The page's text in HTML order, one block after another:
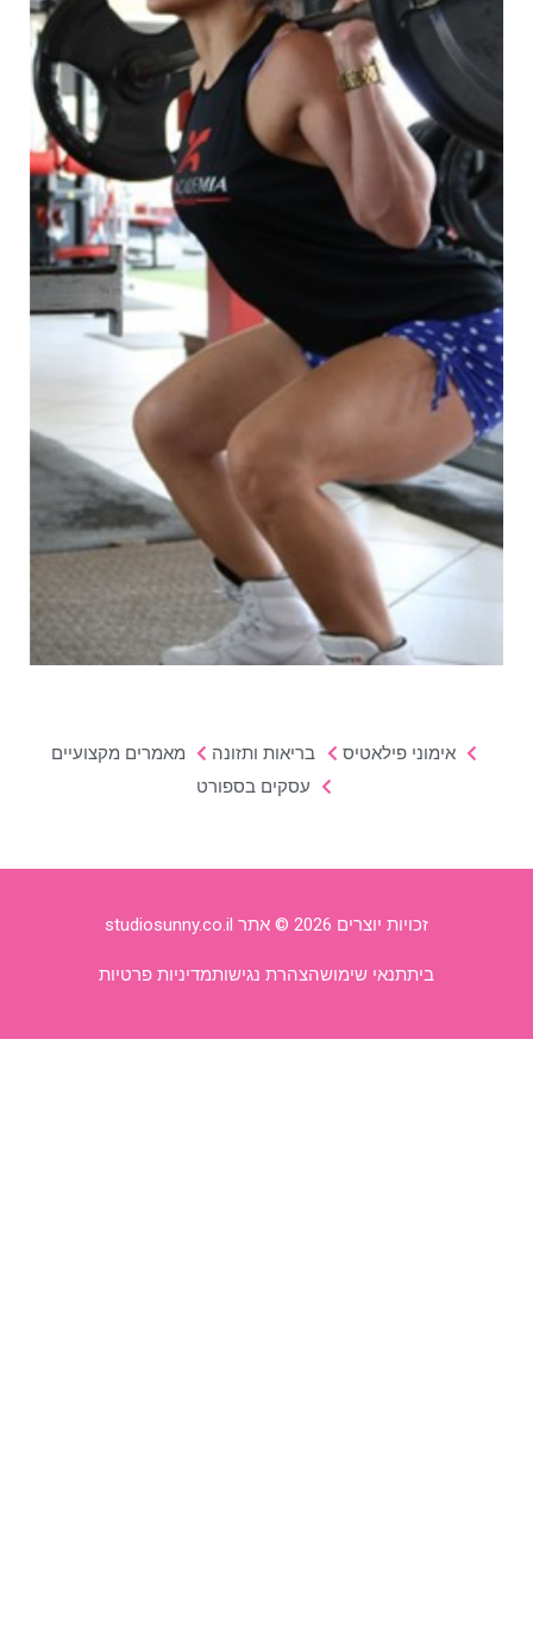
אימוני פילאטיס בריאות ותזונה
מאמרים מקצועיים
עסקים בספורט
זכויות יוצרים 2026 © אתר studiosunny.co.il
תנאי שימושהצהרת נגישותמדיניות פרטיות